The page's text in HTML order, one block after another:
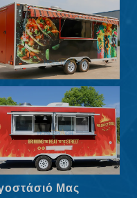
Μας
valoda
језик
nynorsk
Maori